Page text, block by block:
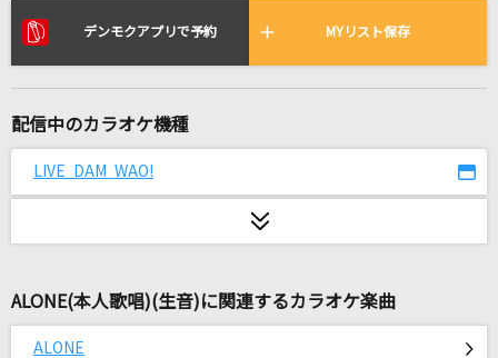
羽後の恋唄
感情革命ロックンロール
[良音]三日月
じん(自然の敵P) feat.IA
デンモクアプリで予約 MYリスト保存
配信中のカラオケ機種
LIVE DAM WAO!
ALONE(本人歌唱)(生音)に関連するカラオケ楽曲
ALONE